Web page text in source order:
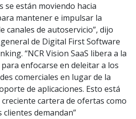
se están moviendo hacia
mantener e impulsar la
canales de autoservicio”, dijo
de Digital First Software
“NCR Vision SaaS libera a la
enfocarse en deleitar a los
comerciales en lugar de la
de aplicaciones. Esto está
cartera de ofertas como
demandan”